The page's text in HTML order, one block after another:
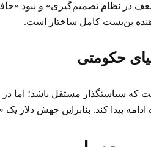
در نظام تصمیم‌گیری» و نبود
بن‌بست کامل ساختار است.
حکومتی
که سیاستگذار مستقل باشد؛ اما
پیدا کند. بنابراین جهش